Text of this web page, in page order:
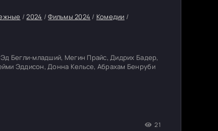
/2024 /Фильмы 2024 / Комедии /
Бегли-младший, Мегин Прайс, Дидрих Бадер,
Эддисон, Донна Кельсе, Абрахам Бенруби
21